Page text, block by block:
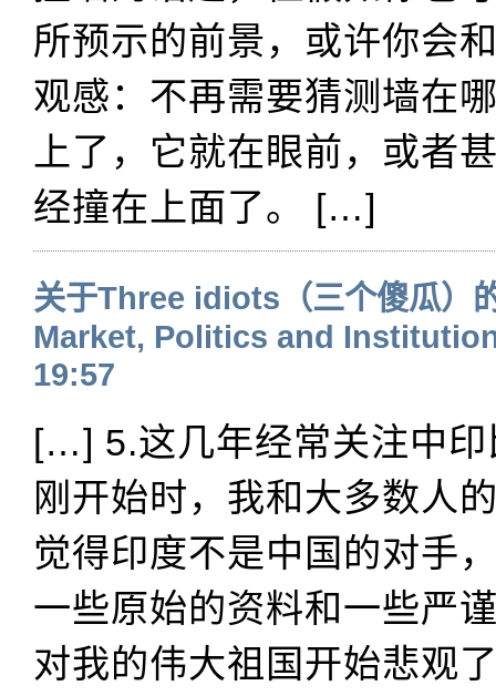
所预示的前景，或许你会
观感：不再需要猜测墙在
上了，它就在眼前，或者
经撞在上面了。 […]
关于Three idiots（三个傻瓜）
Market, Politics and
19:57
[…] 5.这几年经常关注中印
刚开始时，我和大多数人
觉得印度不是中国的对手
一些原始的资料和一些严
对我的伟大祖国开始悲观